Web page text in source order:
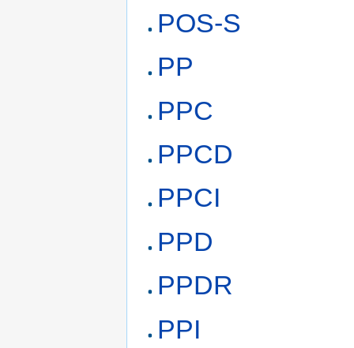
POS-S
PP
PPC
PPCD
PPCI
PPD
PPDR
PPI